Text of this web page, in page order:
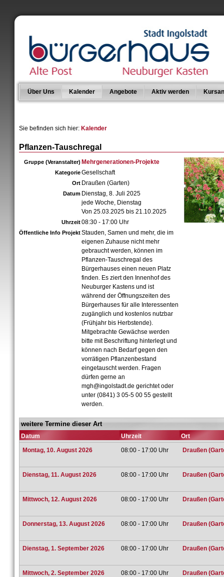
Über Uns Kalender Angebote Aktiv werden
Sie befinden sich hier: Kalender
Pflanzen-Tauschregal
Gruppe (Veranstalter) Mehrgenerationen-Projekte
KategorieGesellschaft
Ort Draußen (Garten)
Datum Dienstag, 8. Juli 2025
jede Woche, Dienstag
Von 25.03.2025 bis 21.10.2025
Uhrzeit08:30 - 17:00 Uhr
Öffentliche Info ProjektStauden, Samen und mehr, die im
eigenen Zuhause nicht mehr
gebraucht werden, können im
Pflanzen-Tauschregal des
Bürgerhauses einen neuen Platz
finden. Es ziert den Innenhof des
Neuburger Kastens und ist
während der Öffnungszeiten des
Bürgerhauses für alle Interessenten
zugänglich und kostenlos nutzbar
(Frühjahr bis Herbstende).
Mitgebrachte Gewächse werden
bitte mit Beschriftung hinterlegt und
können nach Bedarf gegen den
vorrätigen Pflanzenbestand
eingetauscht werden. Fragen
dürfen gerne an
mgh@ingolstadt.de gerichtet oder
unter (0841) 3 05-5 00 55 gestellt
werden.
weitere Termine dieser Art
Datum Uhrzeit
Ort
Montag, 10. August 2026
08:00 - 17:00 Uhr Draußen
Dienstag, 11. August 2026 08:00 - 17:00 Uhr Draußen
Mittwoch, 12. August 2026 08:00 - 17:00 Uhr Draußen
Donnerstag, 13. August 2026 08:00 - 17:00 Uhr Draußen
Dienstag, 1. September 2026 08:00 - 17:00 Uhr Draußen
Mittwoch, 2. September 2026 08:00 - 17:00 Uhr Draußen